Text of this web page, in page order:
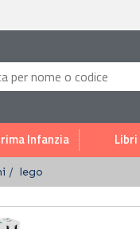
Infanzia Libri
lego